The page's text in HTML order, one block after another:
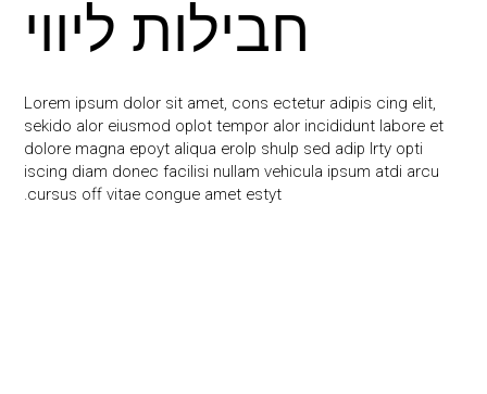
חבילות ליווי
Lorem ipsum dolor sit amet, cons ectetur adipis cing elit,
sekido alor eiusmod oplot tempor alor incididunt labore et
dolore magna epoyt aliqua erolp shulp sed adip lrty opti
iscing diam donec facilisi nullam vehicula ipsum atdi arcu
cursus off vitae congue amet estyt.